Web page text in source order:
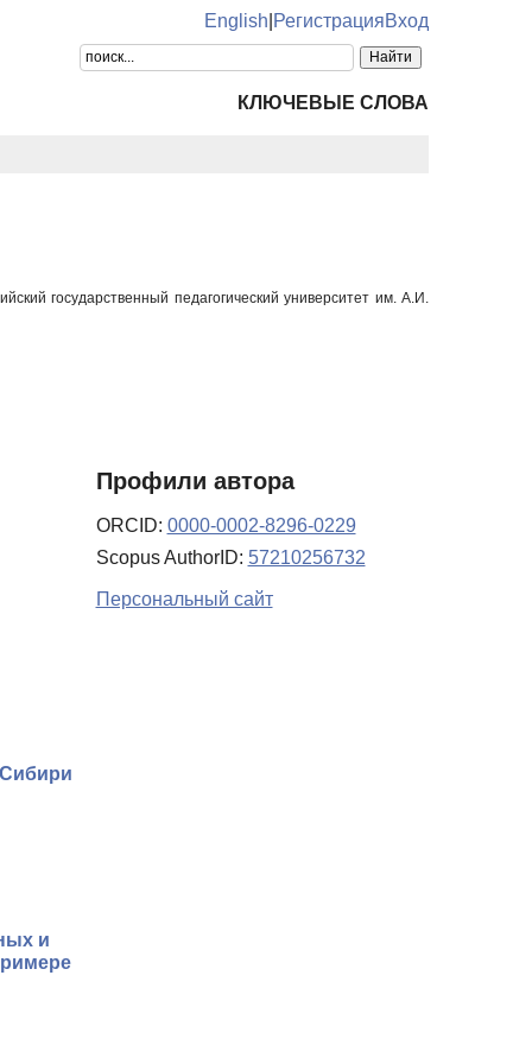
English РегистрацияВход
КЛЮЧЕВЫЕ СЛОВА
государственный педагогический университет им. А.И.
и
Профили автора
ORCID: 0000-0002-8296-0229
Scopus AuthorID: 57210256732
Персональный сайт